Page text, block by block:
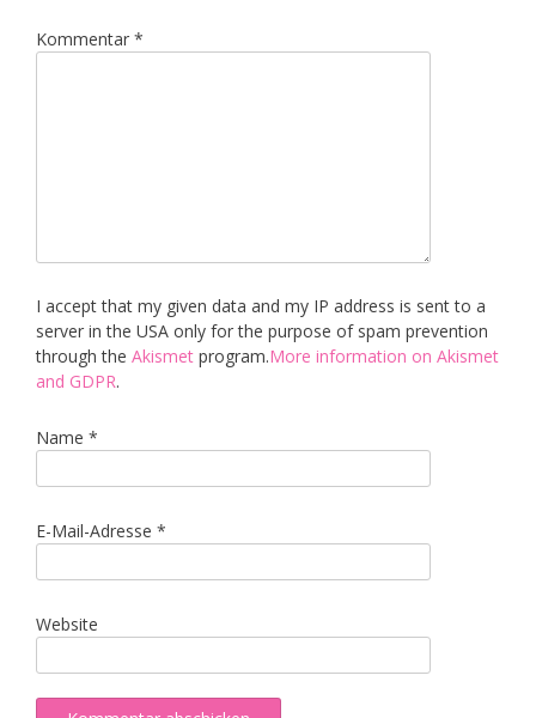
Kommentar *
I accept that my given data and my IP address is sent to a
server in the USA only for the purpose of spam prevention
through the Akismet program.More information on Akismet
and GDPR.
Name *
E-Mail-Adresse *
Website